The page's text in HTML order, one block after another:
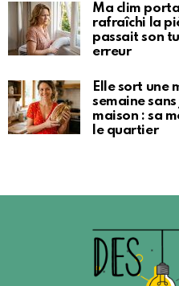
Ma clim
rafraîchi la
passait son
erreur
Elle sort une
semaine
maison : sa
le quartier